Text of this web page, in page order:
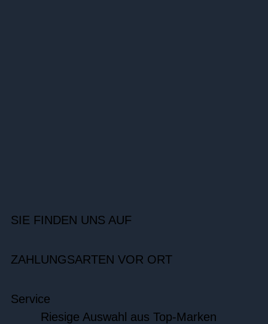
SIE FINDEN UNS AUF
ZAHLUNGSARTEN VOR ORT
Service
Riesige Auswahl aus Top-Marken